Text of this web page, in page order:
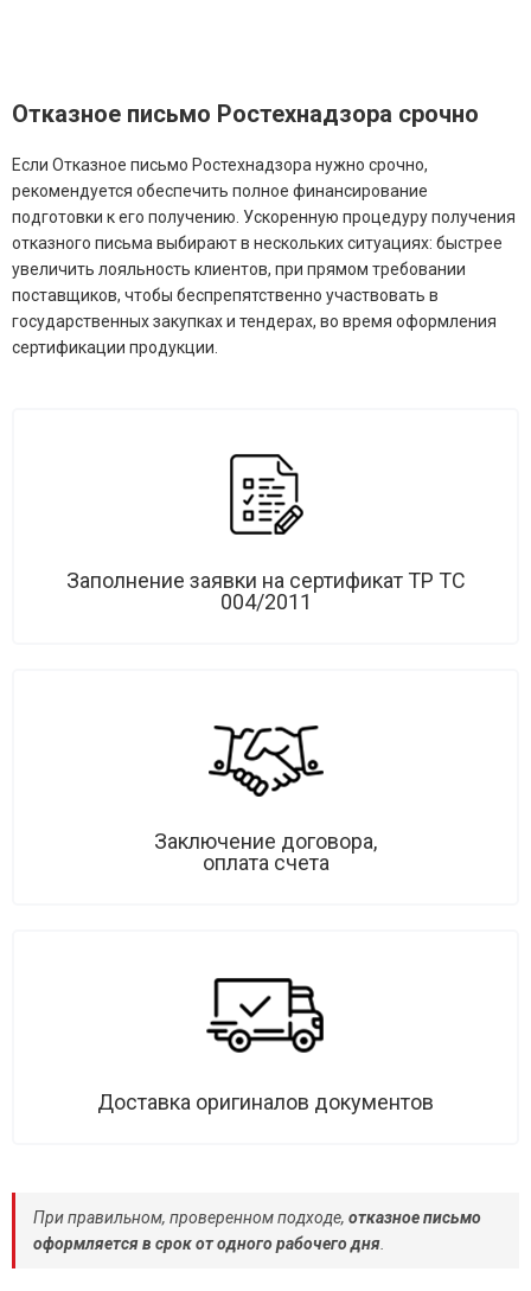
Отказное письмо Ростехнадзора срочно
Если Отказное письмо Ростехнадзора нужно срочно,
рекомендуется обеспечить полное финансирование
подготовки к его получению. Ускоренную процедуру получения
отказного письма выбирают в нескольких ситуациях: быстрее
увеличить лояльность клиентов, при прямом требовании
поставщиков, чтобы беспрепятственно участвовать в
государственных закупках и тендерах, во время оформления
сертификации продукции.
Заполнение заявки на сертификат ТР ТС
004/2011
Заключение договора,
оплата счета
Доставка оригиналов документов
При правильном, проверенном подходе, отказное письмо
оформляется в срок от одного рабочего дня